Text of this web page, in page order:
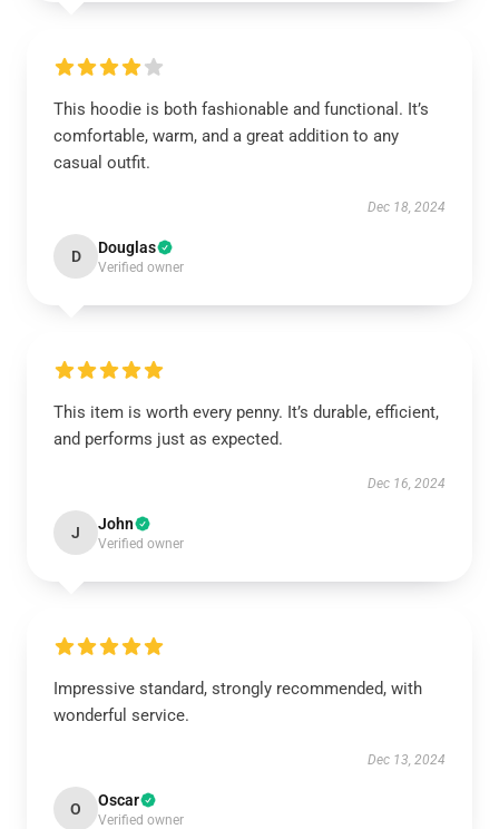
This hoodie is both fashionable and functional. It’s
comfortable, warm, and a great addition to any
casual outfit.
Dec 18, 2024
D Douglas
Verified owner
This item is worth every penny. It’s durable, efficient,
and performs just as expected.
Dec 16, 2024
J John
Verified owner
Impressive standard, strongly recommended, with
wonderful service.
Dec 13, 2024
O Oscar
Verified owner